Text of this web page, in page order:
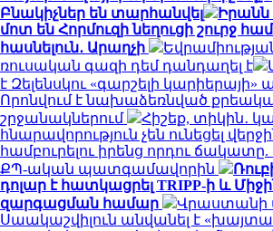
Բնակիչներ են տարհանվել
մոտ են Հորմուզի նեղուցի շուրջ
հասնելուն․ Արաղչի
ռուսական գազի դեմ դանդաղել է
է Զելենսկու «գարշելի
Որոնվում է նախաձեռնված
շրջանակներում
Հիշեք, տիկին․
հնարավորություն չեն ունեցել
համբուրելու իրենց որդու ճակատը.
ՔՊ-ական պատգամավորին
դոլար է հատկացրել TRIPP-ի և
զարգացման համար
Վրաստանի
Սաակաշվիլուն անվանել է